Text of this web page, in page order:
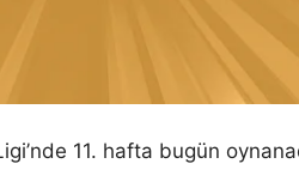
11. hafta bugün